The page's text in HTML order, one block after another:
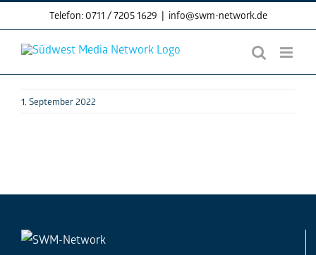
to
content
Telefon: 0711 / 7205 1629 | info@swm-network.de
1. September 2022